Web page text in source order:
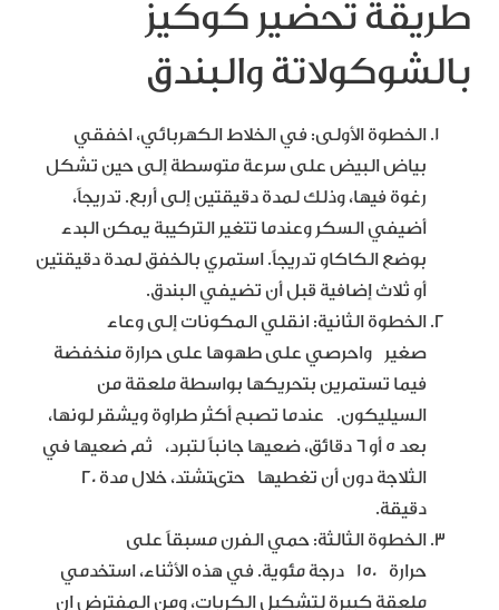
طريقة تحضير كوكيز
بالشوكولاتة والبندق
الخطوة الأولى: في الخلاط الكهربائي، اخفقي
بياض البيض على سرعة متوسطة إلى حين تشكل
رغوة فيها، وذلك لمدة دقيقتين إلى أربع. تدريجاً،
أضيفي السكر وعندما تتغير التركيبة يمكن البدء
بوضع الكاكاو تدريجاً. استمري بالخفق لمدة دقيقتين
أو ثلاث إضافية قبل أن تضيفي البندق.
الخطوة الثانية: انقلي المكونات إلى وعاء
صغير واحرصي على طهوها على حرارة منخفضة
فيما تستمرين بتحريكها بواسطة ملعقة من
السيليكون. عندما تصبح أكثر طراوة ويشقر لونها،
بعد 5 أو 6 دقائق، ضعيها جانباً لتبرد، ثم ضعيها في
الثلاجة دون أن تغطيها حتىتشتد، خلال مدة 20
دقيقة.
الخطوة الثالثة: حمي الفرن مسبقاً على
حرارة 150 درجة مئوية. في هذه الأثناء، استخدمي
ملعقة كبيرة لتشكيل الكريات، ومن المفترض ان